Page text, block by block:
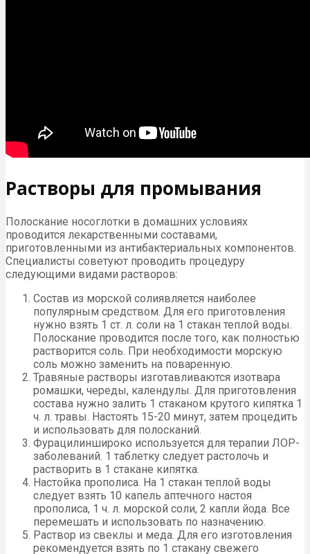
Растворы для промывания
Полоскание носоглотки в домашних условиях
проводится лекарственными составами,
приготовленными из антибактериальных компонентов.
Специалисты советуют проводить процедуру
следующими видами растворов:
Состав из морской солиявляется наиболее
популярным средством. Для его приготовления
нужно взять 1 ст. л. соли на 1 стакан теплой воды.
Полоскание проводится после того, как полностью
растворится соль. При необходимости морскую
соль можно заменить на поваренную.
Травяные растворы изготавливаются изотвара
ромашки, череды, календулы. Для приготовления
состава нужно залить 1 стаканом крутого кипятка 1
ч. л. травы. Настоять 15-20 минут, затем процедить
и использовать для полосканий.
Фурацилиншироко используется для терапии ЛОР-
заболеваний. 1 таблетку следует растолочь и
растворить в 1 стакане кипятка.
Настойка прополиса. На 1 стакан теплой воды
следует взять 10 капель аптечного настоя
прополиса, 1 ч. л. морской соли, 2 капли йода. Все
перемешать и использовать по назначению.
Раствор из свеклы и меда. Для его изготовления
рекомендуется взять по 1 стакану свежего